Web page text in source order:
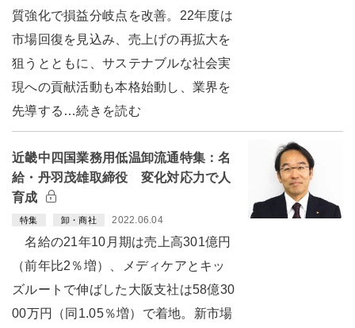
質強化で損益分岐点を改善。22年度は
市場回復を見込み、売上げの再拡大を
狙うとともに、サステナブルな社会実
現への貢献活動も本格始動し、業界を
先導する…続きを読む
近畿中四国業務用低温卸流通特集：名
給・丹羽茂雄取締役 変化対応力で人
育成
特集 卸・商社 2022.06.04
名給の21年10月期は売上高301億円
（前年比2％増）、メディケアとキッ
ズルートで伸ばした大阪支社は58億30
00万円（同1.05％増）で着地。新市場